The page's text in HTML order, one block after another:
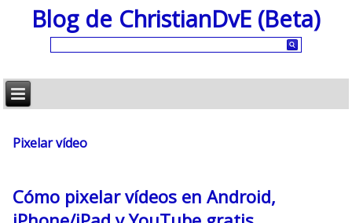
Blog de ChristianDvE (Beta)
Pixelar vídeo
Cómo pixelar vídeos en Android,